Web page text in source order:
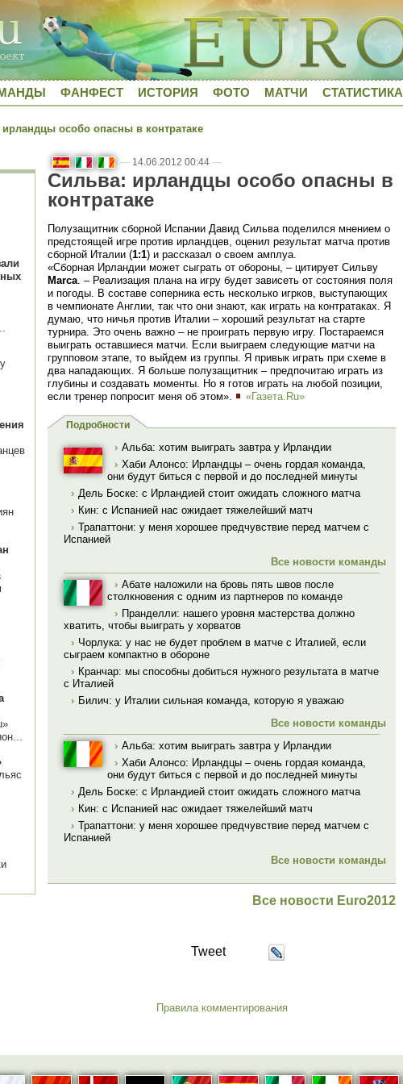
ФАНФЕСТ ИСТОРИЯ ФОТО МАТЧИ СТАТИСТИКА
особо опасны в контратаке
— 14.06.2012 00:44 —
Сильва: ирландцы особо опасны в
контратаке
Полузащитник сборной Испании Давид Сильва поделился мнением о
предстоящей игре против ирландцев, оценил результат матча против
сборной Италии (1:1) и рассказал о своем амплуа.
«Сборная Ирландии может сыграть от обороны, – цитирует Сильву
Marca . – Реализация плана на игру будет зависеть от состояния поля
и погоды. В составе соперника есть несколько игрков, выступающих
в чемпионате Англии, так что они знают, как играть на контратаках. Я
думаю, что ничья против Италии – хороший результат на старте
турнира. Это очень важно – не проиграть первую игру. Постараемся
выиграть оставшиеся матчи. Если выиграем следующие матчи на
групповом этапе, то выйдем из группы. Я привык играть при схеме в
два нападающих. Я больше полузащитник – предпочитаю играть из
глубины и создавать моменты. Но я готов играть на любой позиции,
если тренер попросит меня об этом».
«Газета.Ru»
Подробности
› Альба: хотим выиграть завтра у Ирландии
› Хаби Алонсо: Ирландцы – очень гордая команда,
они будут биться с первой и до последней минуты
› Дель Боске: с Ирландией стоит ожидать сложного матча
› Кин: с Испанией нас ожидает тяжелейший матч
› Трапаттони: у меня хорошее предчувствие перед матчем с
Испанией
Все новости команды
› Абате наложили на бровь пять швов после
столкновения с одним из партнеров по команде
› Пранделли: нашего уровня мастерства должно
хватить, чтобы выиграть у хорватов
› Чорлука: у нас не будет проблем в матче с Италией, если
сыграем компактно в обороне
› Кранчар: мы способны добиться нужного результата в матче
с Италией
› Билич: у Италии сильная команда, которую я уважаю
Все новости команды
› Альба: хотим выиграть завтра у Ирландии
› Хаби Алонсо: Ирландцы – очень гордая команда,
они будут биться с первой и до последней минуты
› Дель Боске: с Ирландией стоит ожидать сложного матча
› Кин: с Испанией нас ожидает тяжелейший матч
› Трапаттони: у меня хорошее предчувствие перед матчем с
Испанией
Все новости команды
Все новости Euro2012
Tweet
Правила комментирования